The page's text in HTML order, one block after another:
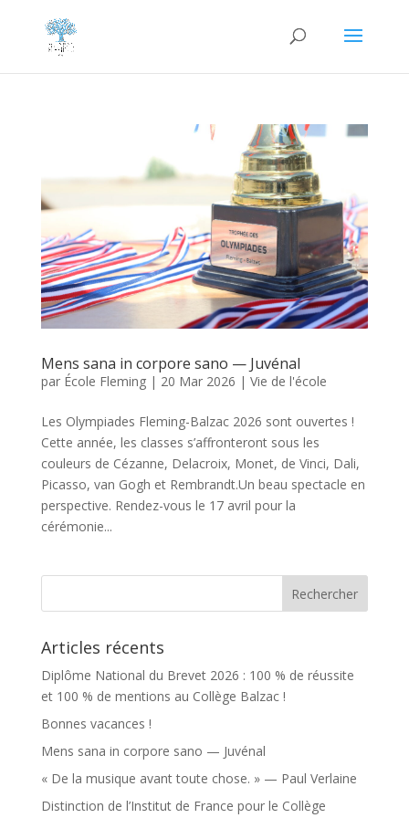
Mens sana in corpore sano — Juvénal
par École Fleming| 20 Mar 2026 | Vie de l'école
Les Olympiades Fleming-Balzac 2026 sont ouvertes !
Cette année, les classes s’affronteront sous les
couleurs de Cézanne, Delacroix, Monet, de Vinci, Dali,
Picasso, van Gogh et Rembrandt.Un beau spectacle en
perspective. Rendez-vous le 17 avril pour la
cérémonie...
Articles récents
Diplôme National du Brevet 2026 : 100 % de réussite
et 100 % de mentions au Collège Balzac !
Bonnes vacances !
Mens sana in corpore sano — Juvénal
« De la musique avant toute chose. » — Paul Verlaine
Distinction de l’Institut de France pour le Collège